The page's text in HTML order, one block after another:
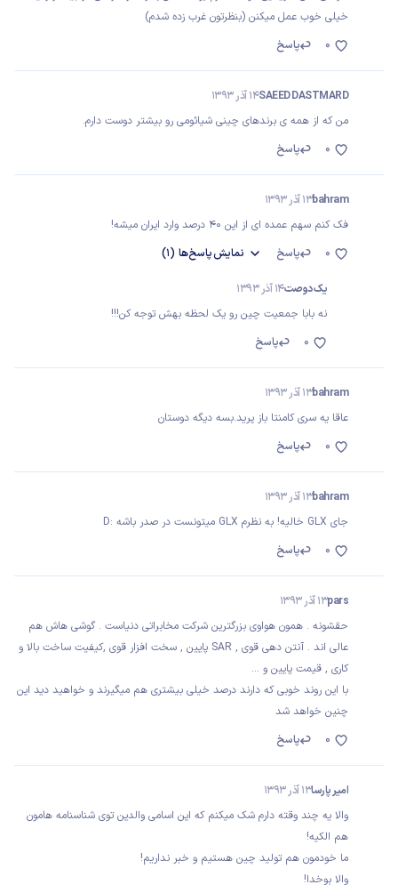
خیلی خوب عمل میکنن (بنظرتون غرب زده شدم)
پاسخ
0
SAEED DASTMARD14 آذر 1393
من که از همه ی برندهای چینی شیائومی رو بیشتر دوست دارم.
پاسخ
0
bahram13 آذر 1393
فک کنم سهم عمده ای از این 40 درصد وارد ایران میشه!
پاسخ
نمایشپاسخ‌ها (1) 0
یک دوصت14 آذر 1393
نه بابا جمعیت چین رو یک لحظه بهش توجه کن!!!
پاسخ
0
bahram13 آذر 1393
عاقا یه سری کامنتا باز پرید.بسه دیگه دوستان
پاسخ
0
bahram13 آذر 1393
جای GLX خالیه! به نظرم GLX میتونست در صدر باشه :D
پاسخ
0
pars13 آذر 1393
حقشونه . همون هواوی بزرگترین شرکت مخابراتی دنیاست . گوشی هاش هم
عالی اند . آنتن دهی قوی , SAR پایین , سخت افزار قوی ,کیفیت ساخت بالا و
کاری , قیمت پایین و ...
با این روند خوبی که دارند درصد خیلی بیشتری هم میگیرند و خواهید دید این
چنین خواهد شد
پاسخ
0
امیر پارسا13 آذر 1393
والا یه چند وقته دارم شک میکنم که این اسامی والدین توی شناسنامه هامون
هم الکیه!
ما خودمون هم تولید چین هستیم و خبر نداریم!
والا بوخدا!